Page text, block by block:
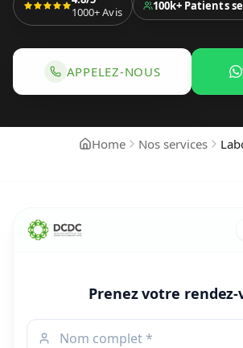
1000+Avis 100k+ Patients
APPELER POUR
APPELEZ-NOUS
Home Nos services
Prenez votre rendez-